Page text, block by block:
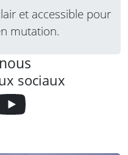
et accessible pour
mutation.
sociaux